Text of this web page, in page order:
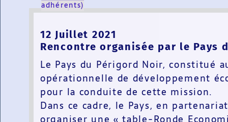
adhérents)
12 Juillet 2021
Rencontre organisée par le Pays
Le Pays du Périgord Noir, constitué
opérationnelle de développement
pour la conduite de cette mission.
Dans ce cadre, le Pays, en